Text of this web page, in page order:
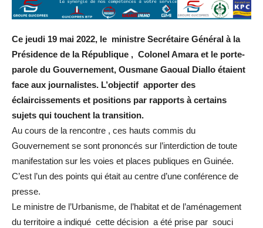
Ce jeudi 19 mai 2022, le ministre Secrétaire Général à la
Présidence de la République , Colonel Amara et le porte-
parole du Gouvernement, Ousmane Gaoual Diallo étaient
face aux journalistes. L’objectif apporter des
éclaircissements et positions par rapports à certains
sujets qui touchent la transition.
Au cours de la rencontre , ces hauts commis du
Gouvernement se sont prononcés sur l’interdiction de toute
manifestation sur les voies et places publiques en Guinée.
C’est l’un des points qui était au centre d’une conférence de
presse.
Le ministre de l’Urbanisme, de l’habitat et de l’aménagement
du territoire a indiqué cette décision a été prise par souci